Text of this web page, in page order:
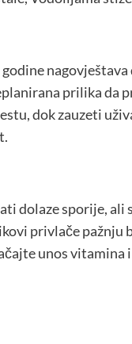
prilika da
dok zauzeti
dolaze sporije,
privlače pažnju
unos vitamina